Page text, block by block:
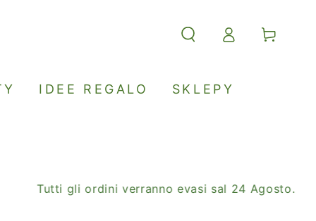
IDEE REGALO SKLEPY
Accesso Carello
Tutti gli ordini verranno evasi sal 24 Agosto.